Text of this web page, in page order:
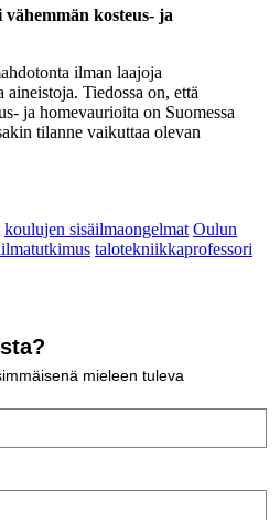
kosteus- ja
ilman laajoja
Tiedossa on, että
ja homevaurioita on Suomessa
tilanne vaikuttaa olevan
koulujen sisäilmaongelmat Oulun
talotekniikkaprofessori
mieleen tuleva